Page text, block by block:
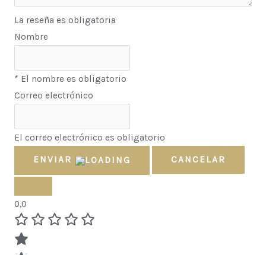
La reseña es obligatoria
Nombre
* El nombre es obligatorio
Correo electrónico
El correo electrónico es obligatorio
ENVIAR CANCELAR
0,0